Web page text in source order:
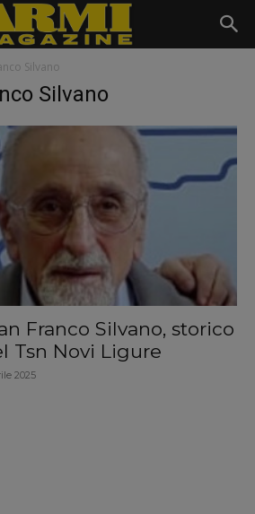
Silvano
Silvano
Franco Silvano, storico
Tsn Novi Ligure
2025